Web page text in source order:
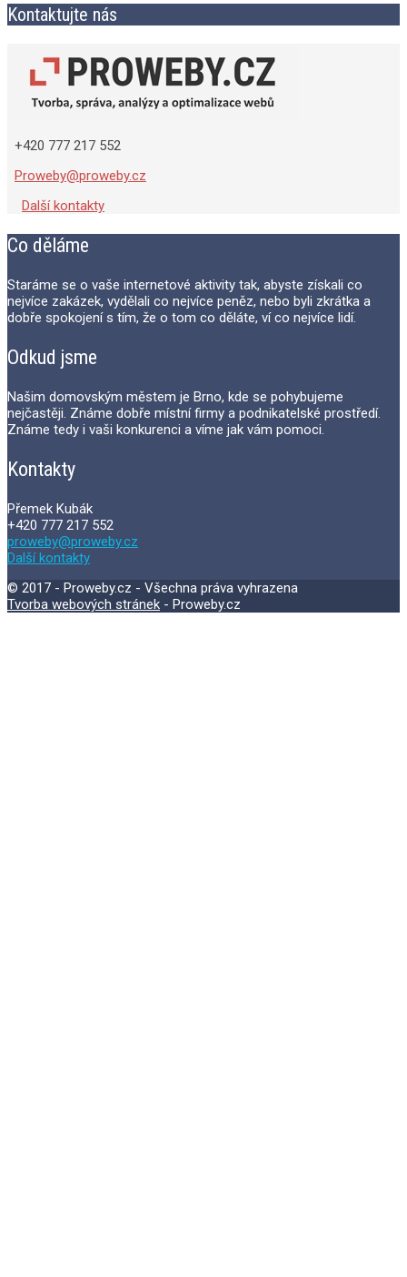
Kontaktujte nás
+420 777 217 552
Proweby@proweby.cz
Další kontakty
Co děláme
Staráme se o vaše internetové aktivity tak, abyste získali co
nejvíce zakázek, vydělali co nejvíce peněz, nebo byli zkrátka a
dobře spokojení s tím, že o tom co děláte, ví co nejvíce lidí.
Odkud jsme
Našim domovským městem je Brno, kde se pohybujeme
nejčastěji. Známe dobře místní firmy a podnikatelské prostředí.
Známe tedy i vaši konkurenci a víme jak vám pomoci.
Kontakty
Přemek Kubák
+420 777 217 552
proweby@proweby.cz
Další kontakty
© 2017 - Proweby.cz - Všechna práva vyhrazena
Tvorba webových stránek - Proweby.cz